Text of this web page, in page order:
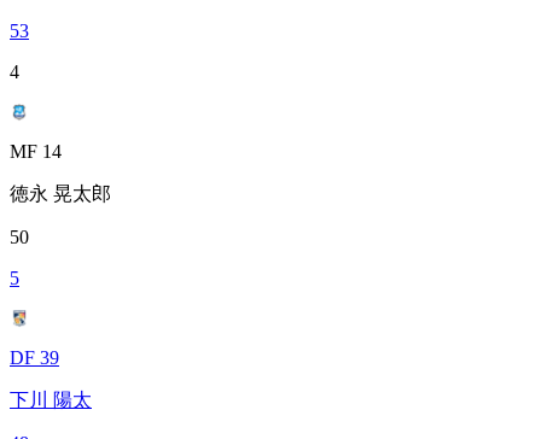
53
4
MF 14
徳永 晃太郎
50
5
DF 39
下川 陽太